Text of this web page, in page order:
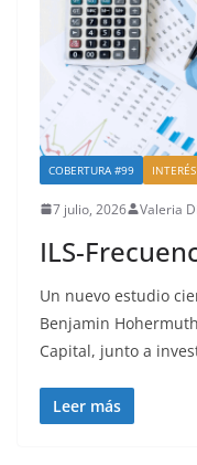
COBERTURA #99
7 julio, 2026 Valeria
ILS-
Un nuevo estudio
Benjamin
Capital, junto a
Leer más